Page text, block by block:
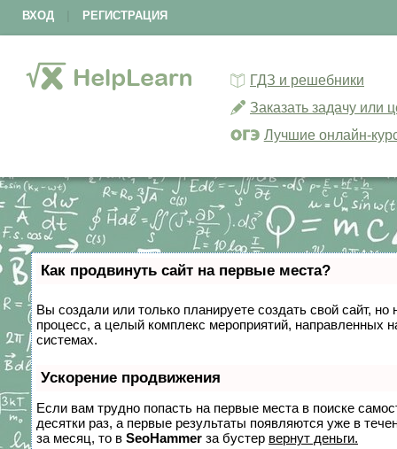
ВХОД РЕГИСТРАЦИЯ
ГДЗ и решебники
Заказать задачу или
Лучшие онлайн-
Как продвинуть сайт на первые места?
Вы создали или только планируете создать свой сайт,
процесс, а целый комплекс мероприятий, направленных
системах.
Ускорение продвижения
Если вам трудно попасть на первые места в поиске
десятки раз, а первые результаты появляются уже в
за месяц, то в SeoHammer за бустер вернут деньги.